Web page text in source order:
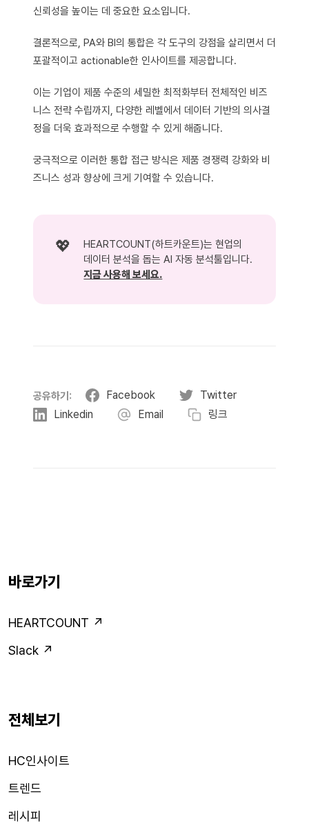
신뢰성을 높이는 데 중요한 요소입니다.
결론적으로, PA와 BI의 통합은 각 도구의 강점을 살리면서 더
포괄적이고 actionable한 인사이트를 제공합니다.
이는 기업이 제품 수준의 세밀한 최적화부터 전체적인 비즈
니스 전략 수립까지, 다양한 레벨에서 데이터 기반의 의사결
정을 더욱 효과적으로 수행할 수 있게 해줍니다.
궁극적으로 이러한 통합 접근 방식은 제품 경쟁력 강화와 비
즈니스 성과 향상에 크게 기여할 수 있습니다.
💖
HEARTCOUNT(하트카운트)는 현업의
데이터 분석을 돕는 AI 자동 분석툴입니다.
지금 사용해 보세요.
공유하기: Facebook
Twitter
Linkedin
Email 링크
바로가기
HEARTCOUNT ↗
Slack ↗
전체보기
HC인사이트
트렌드
레시피